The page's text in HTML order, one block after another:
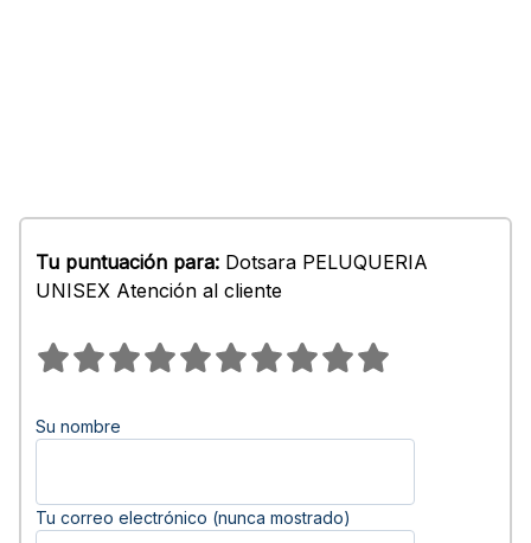
Tu puntuación para: Dotsara PELUQUERIA
UNISEX Atención al cliente
Su nombre
Tu correo electrónico (nunca mostrado)